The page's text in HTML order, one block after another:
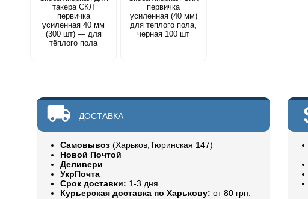
такера СКЛ
первичка
усиленная 40 мм
(300 шт) — для
тёплого пола
первичка
усиленная (40 мм)
для теплого пола,
черная 100 шт
ДОСТАВКА
Самовывоз(Харьков,Тюринская 147)
Новой Почтой
Деливери
УкрПочта
Срок доставки: 1-3 дня
Курьерская доставка по Харькову:от 80 грн.